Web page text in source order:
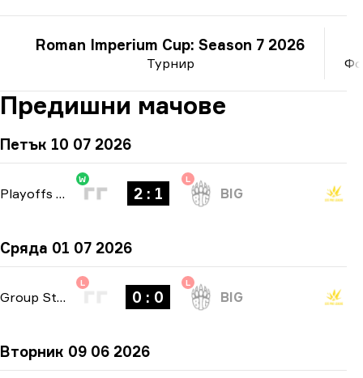
Турнир
Roman Imperium Cup: Season 7 2026
Предишни мачове
Петък 10 07 2026
Playoffs bo3
W
2 : 1
L
BIG
Сряда 01 07 2026
Group Stage
L
0 : 0
L
BIG
Вторник 09 06 2026